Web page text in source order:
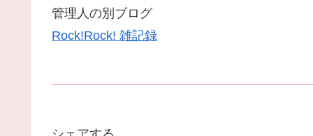
管理人の別ブログ
Rock!Rock! 雑記録